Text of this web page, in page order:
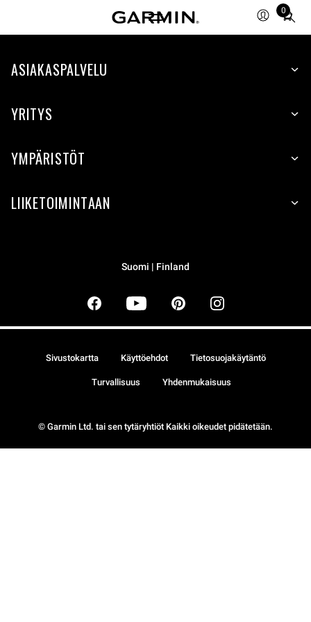
0
Total
items
cart:
ASIAKASPALVELU
YRITYS
YMPÄRISTÖT
LIIKETOIMINTAAN
Suomi | Finland
© Garmin Ltd. tai sen tytäryhtiöt Kaikki oikeudet pidätetään.
Sivustokartta Käyttöehdot Tietosuojakäytäntö
Turvallisuus Yhdenmukaisuus